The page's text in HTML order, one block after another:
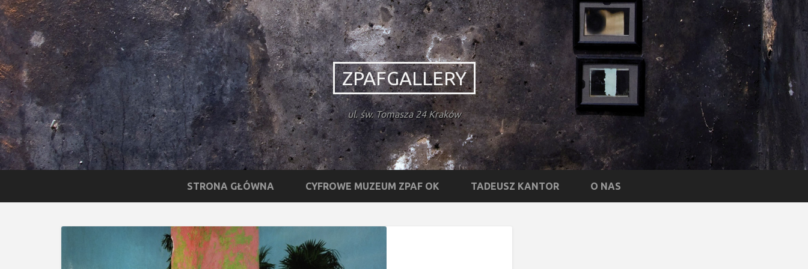
ZPAFGALLERY
ul. św. Tomasza 24 Kraków
STRONA GŁÓWNA CYFROWE MUZEUM ZPAF OK TADEUSZ KANTOR O NAS